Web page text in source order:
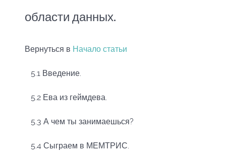
области данных.
Вернуться в Начало статьи
5.1 Введение.
5.2 Ева из геймдева.
5.3 А чем ты занимаешься?
5.4 Сыграем в МЕМТРИС.